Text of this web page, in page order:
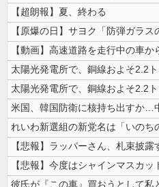
【超朗報】夏、終わる